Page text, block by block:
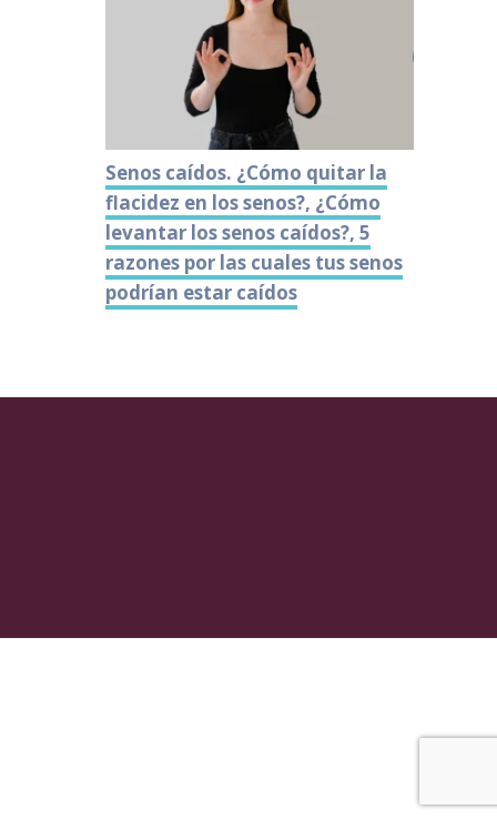
Senos caídos. ¿Cómo quitar la
flacidez en los senos?, ¿Cómo
levantar los senos caídos?, 5
razones por las cuales tus senos
podrían estar caídos